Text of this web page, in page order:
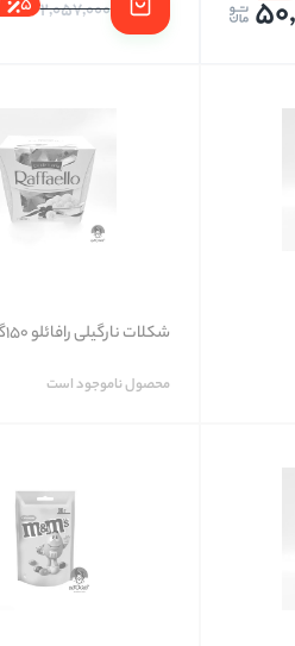
5 2,057,000
شکلات نارگیلی رافائلو 150گرمی
محصول ناموجود است